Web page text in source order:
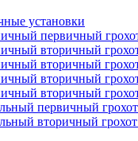
установки
первичный
вторичный
вторичный
вторичный
вторичный
первичный
вторичный